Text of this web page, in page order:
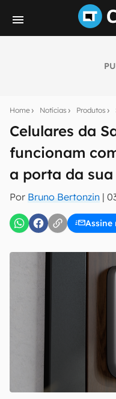
Home Notícias Produtos
Celulares da
funcionam
a porta da sua
Por Bruno Bertonzin |
Assine
notícias e reviews
mão.
E-mail
Uso e Política de